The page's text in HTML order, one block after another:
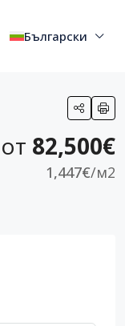
Български
от 82,500€
1,447€/м2